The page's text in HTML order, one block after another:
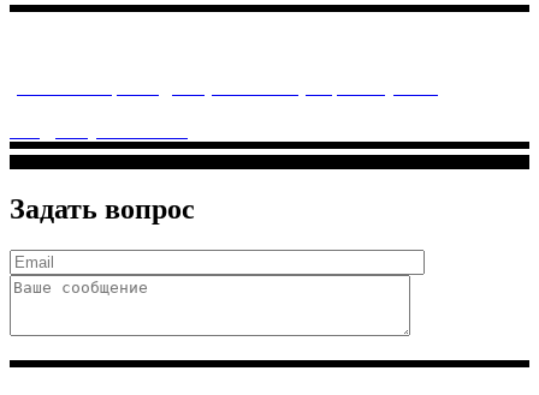
Задать вопрос